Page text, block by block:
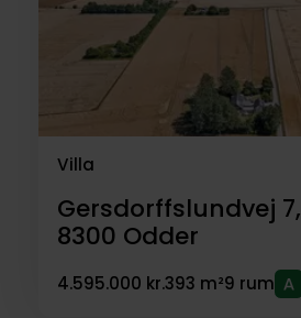
Villa
Gersdorffslundvej 7,
8300 Odder
4.595.000 kr.393 m²9 rum